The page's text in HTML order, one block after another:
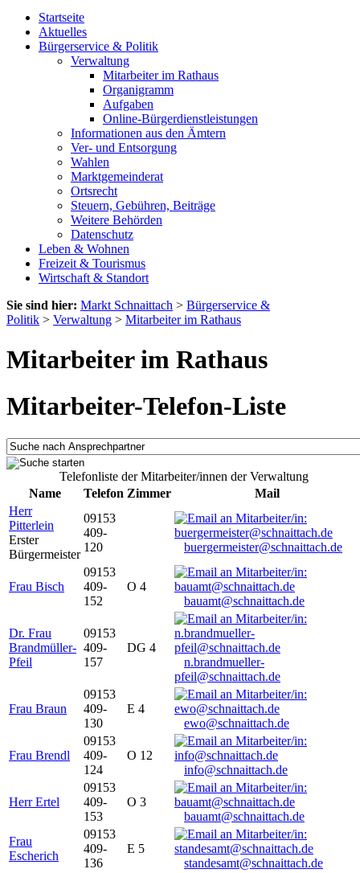
Startseite
Aktuelles
Bürgerservice & Politik
Verwaltung
Mitarbeiter im Rathaus
Organigramm
Aufgaben
Online-Bürgerdienstleistungen
Informationen aus den Ämtern
Ver- und Entsorgung
Wahlen
Marktgemeinderat
Ortsrecht
Steuern, Gebühren, Beiträge
Weitere Behörden
Datenschutz
Leben & Wohnen
Freizeit & Tourismus
Wirtschaft & Standort
Sie sind hier: Markt Schnaittach > Bürgerservice &
Politik > Verwaltung > Mitarbeiter im Rathaus
Mitarbeiter im Rathaus
Mitarbeiter-Telefon-Liste
Telefonliste der Mitarbeiter/innen der Verwaltung
Name
Telefon Zimmer
Mail
Herr
Pitterlein
Erster
Bürgermeister
09153
409-
120
buergermeister@schnaittach.de
Frau Bisch
09153
409-
152
O 4
bauamt@schnaittach.de
Dr. Frau
Brandmüller-
Pfeil
09153
409-
157
DG 4
n.brandmueller-
pfeil@schnaittach.de
Frau Braun
09153
409-
130
E 4
ewo@schnaittach.de
Frau Brendl
09153
409-
124
O 12
info@schnaittach.de
Herr Ertel
09153
409-
153
O 3
bauamt@schnaittach.de
Frau
Escherich
09153
409-
136
E 5
standesamt@schnaittach.de